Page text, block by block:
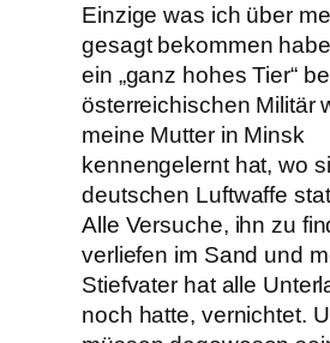
Einzige was ich über
gesagt bekommen
ein „ganz hohes Tier“
österreichischen Militär
meine Mutter in Minsk
kennengelernt hat, wo
deutschen Luftwaffe
Alle Versuche, ihn zu
verliefen im Sand und
Stiefvater hat alle
noch hatte, vernichtet.